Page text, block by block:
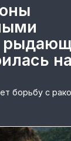
борьбу с